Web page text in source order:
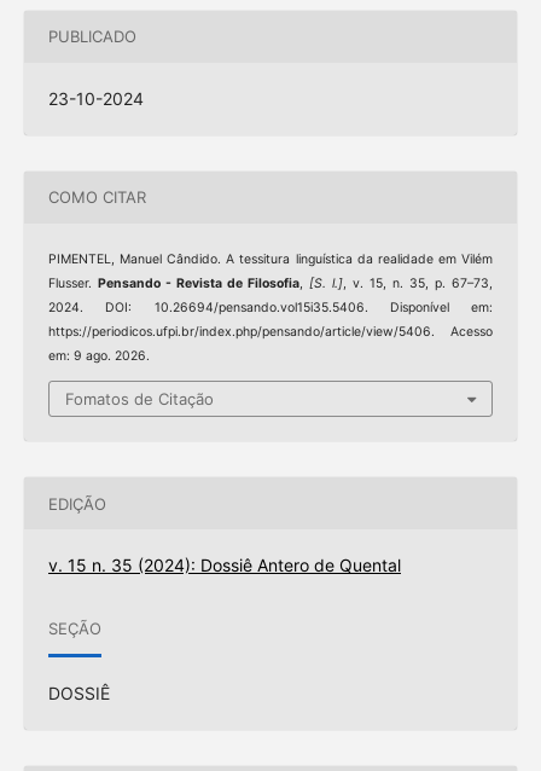
PUBLICADO
23-10-2024
COMO CITAR
PIMENTEL, Manuel Cândido. A tessitura linguística da realidade em Vilém
Flusser. Pensando - Revista de Filosofia,[S. l.], v. 15, n. 35, p. 67–73,
2024. DOI: 10.26694/pensando.vol15i35.5406. Disponível em:
https://periodicos.ufpi.br/index.php/pensando/article/view/5406. Acesso
em: 9 ago. 2026.
Fomatos de Citação
EDIÇÃO
v. 15 n. 35 (2024): Dossiê Antero de Quental
SEÇÃO
DOSSIÊ